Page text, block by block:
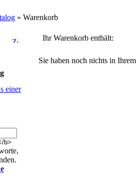
» Warenkorb
einer
Ihr Warenkorb enthält:
Sie haben noch nichts in